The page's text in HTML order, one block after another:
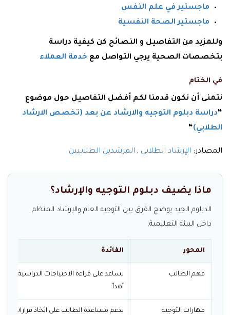
ماجستير في علم النفس
ماجستير الصحة النفسية
وللمزيد من التفاصيل و النصائح كن كيفية دراسة
بتخصصات الصحية يرجي التواصل مع خدمة العملاء
في الختام
نتمنى أن نكون قدمنا لكم أفضل التفاصيل حول موضوع
“دراسة دبلوم التوجيه والارشاد عن بعد (تخصص الارشاد
الطلابي)“
المصادر: الإرشاد الطلابى , المرشدين الطلابيين
ماذا يضيف دبلوم التوجيه والإرشاد؟
الدبلوم الجيد يوضح الفرق بين التوجيه العام والإرشاد المنظم
داخل البيئة التعليمية.
المحور الفائدة
فهم الطالب
يساعد على قراءة الاحتياجات الدراسية
أهدأ.
مهارات التوجيه
يدعم مساعدة الطالب على اتخاذ قرارات